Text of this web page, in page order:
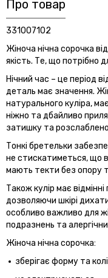
Про товар
331007102
Жіноча нічна сорочка
якість. Те, що потрібно
Нічний час – це період
деталь має значення.
натурального куліра,
ніжно та дбайливо
затишку та
Тонкі бретельки
не стискатиметься, що
мають текти без опору
Також кулір має
дозволяючи шкірі
особливо важливо для
подразнень та
Жіноча нічна сорочка:
зберігає форму та